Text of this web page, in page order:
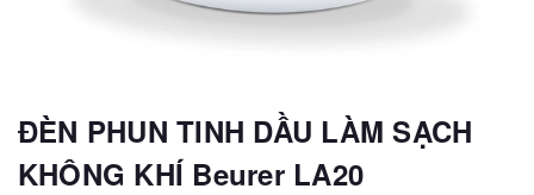
ĐÈN PHUN TINH DẦU LÀM SẠCH
KHÔNG KHÍ Beurer LA20